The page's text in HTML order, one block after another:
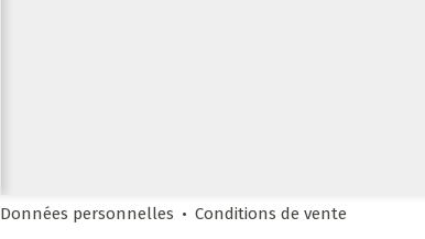
Données personnelles Conditions de vente